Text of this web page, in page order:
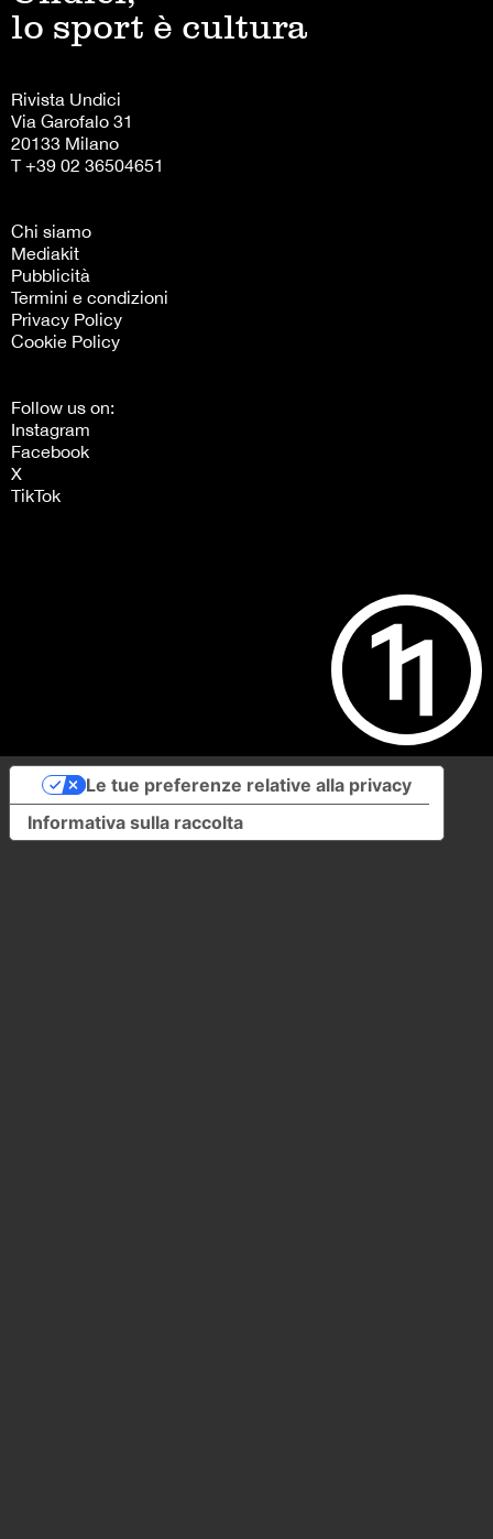
lo sport è cultura
Rivista Undici
Via Garofalo 31
20133 Milano
T +39 02 36504651
Chi siamo
Mediakit
Pubblicità
Termini e condizioni
Privacy Policy
Cookie Policy
Follow us on:
Instagram
Facebook
X
TikTok
Informativa sulla raccolta
Le tue preferenze relative alla privacy